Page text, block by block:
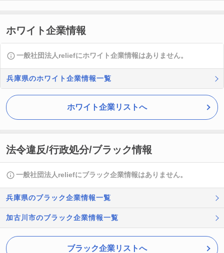
ホワイト企業情報
一般社団法人reliefにホワイト企業情報はありません。
兵庫県のホワイト企業情報一覧
ホワイト企業リストへ
法令違反/行政処分/ブラック情報
一般社団法人reliefにブラック企業情報はありません。
兵庫県のブラック企業情報一覧
加古川市のブラック企業情報一覧
ブラック企業リストへ